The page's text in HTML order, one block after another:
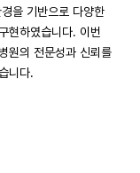
을 기반으로 다양한
현하였습니다. 이번
원의 전문성과 신뢰를
니다.